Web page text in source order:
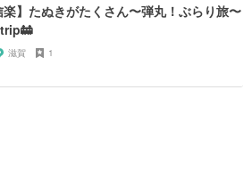
楽】たぬきがたくさん〜弾丸！ぶらり旅〜
trip🚋
滋賀 1